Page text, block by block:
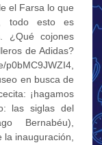
el Farsa lo que
todo esto es
¿Qué cojones
de Adidas?
en busca de
¡hagamos
las siglas del
Bernabéu),
inauguración,